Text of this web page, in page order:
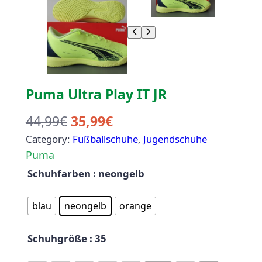
Puma Ultra Play IT JR
44,99€U
r
r
n
35,99€A
k
e
Category: Fußballschuhe, Jugendschuhe
Puma
Schuhfarben : neongelb
blau neongelb orange
Schuhgröße : 35